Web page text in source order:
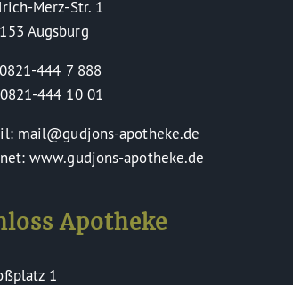
Merz-Str. 1
Augsburg
444 7 888
444 10 01
mail@gudjons-apotheke.de
www.gudjons-apotheke.de
Apotheke
1